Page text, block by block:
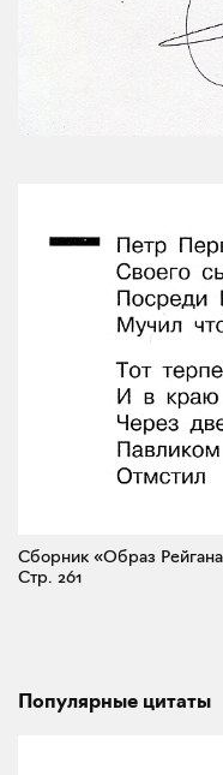
Сборник «Образ Рейгана
Стр. 261
Популярные цитаты